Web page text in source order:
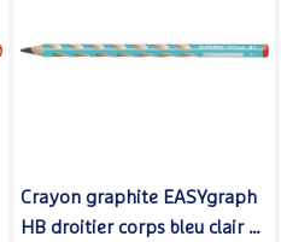
Crayon graphite EASYgraph
HB droitier corps bleu clair -